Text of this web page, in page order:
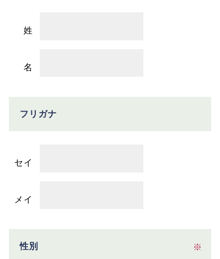
姓
名
フリガナ
セイ
メイ
性別 ※